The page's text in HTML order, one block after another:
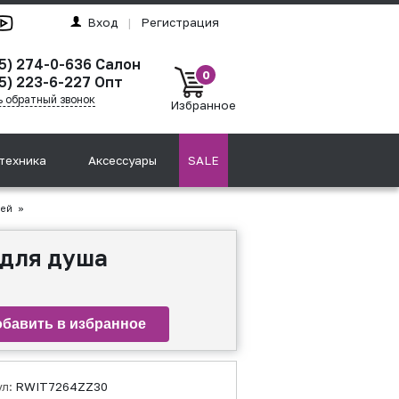
Вход | Регистрация
274-0-636 Салон
223-6-227 Опт
обратный звонок
0
Избранное
Аксессуары SALE
»
душа
RWIT7264ZZ30